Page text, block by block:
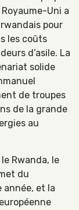
Uni a
pour
les coûts
d’asile. La
solide
de troupes
de la grande
au
Rwanda, le
du
année, et la